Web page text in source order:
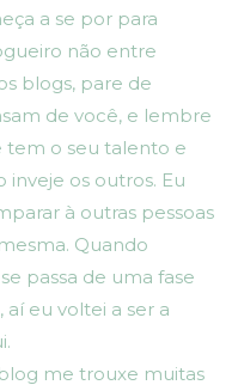
a se por para
não entre
blogs, pare de
de você, e lembre
tem o seu talento e
inveje os outros. Eu
à outras pessoas
Quando
passa de uma fase
eu voltei a ser a
me trouxe muitas